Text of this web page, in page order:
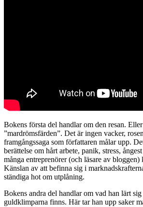
Bokens första del handlar om den resan.
”mardrömsfärden”. Det är ingen vacker,
framgångssaga som författaren målar upp.
berättelse om hårt arbete, panik, stress,
många entreprenörer (och läsare av bloggen)
Känslan av att befinna sig i
ständiga hot om utplåning.
Bokens andra del handlar om vad han lärt
guldklimparna finns. Här tar han upp saker